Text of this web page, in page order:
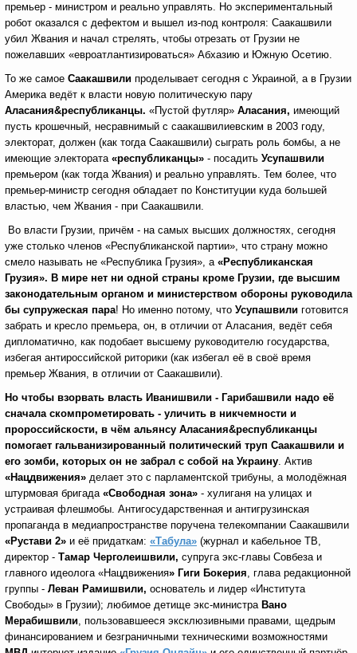
премьер - министром и реально управлять. Но экспериментальный
робот оказался c дефектом и вышел из-под контроля: Саакашвили
убил Жвания и начал стрелять, чтобы отрезать от Грузии не
пожелавших «евроатлантизироваться» Абхазию и Южную Осетию.
То же самое Саакашвили проделывает сегодня с Украиной, а в Грузии
Америка ведёт к власти новую политическую пару
Аласания&республиканцы. «Пустой футляр» Аласания, имеющий
пусть крошечный, несравнимый с саакашвилиевским в 2003 году,
электорат, должен (как тогда Саакашвили) сыграть роль бомбы, а не
имеющие электората «республиканцы» - посадить Усупашвили
премьером (как тогда Жвания) и реально управлять. Тем более, что
премьер-министр сегодня обладает по Конституции куда большей
властью, чем Жвания - при Саакашвили.
Во власти Грузии, причём - на самых высших должностях, сегодня
уже столько членов «Республиканской партии», что страну можно
смело называть не «Республика Грузия», а «Республиканская
Грузия». В мире нет ни одной страны кроме Грузии, где высшим
законодательным органом и министерством обороны руководила
бы супружеская пара! Но именно потому, что Усупашвили готовится
забрать и кресло премьера, он, в отличии от Аласания, ведёт себя
дипломатично, как подобает высшему руководителю государства,
избегая антироссийской риторики (как избегал её в своё время
премьер Жвания, в отличии от Саакашвили).
Но чтобы взорвать власть Иванишвили - Гарибашвили надо её
сначала скомпрометировать - уличить в никчемности и
пророссийскости, в чём альянсу Аласания&республиканцы
помогает гальванизированный политический труп Саакашвили и
его зомби, которых он не забрал с собой на Украину. Актив
«Нацдвижения» делает это с парламентской трибуны, а молодёжная
штурмовая бригада «Свободная зона» - хулиганя на улицах и
устраивая флешмобы. Антигосударственная и антигрузинская
пропаганда в медиапространстве поручена телекомпании Саакашвили
«Рустави 2» и её придаткам: «Табула» (журнал и кабельное ТВ,
директор - Тамар Черголеишвили, супруга экс-главы Совбеза и
главного идеолога «Нацдвижения» Гиги Бокерия, глава редакционной
группы - Леван Рамишвили, основатель и лидер «Института
Свободы» в Грузии); любимое детище экс-министра Вано
Мерабишвили, пользовавшееся эксклюзивными правами, щедрым
финансированием и безграничными техническими возможностями